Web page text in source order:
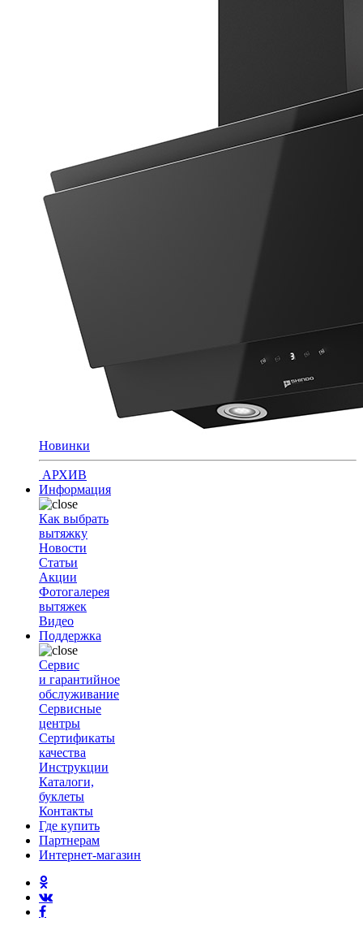
Новинки
АРХИВ
Информация
Как выбрать
вытяжку
Новости
Статьи
Акции
Фотогалерея
вытяжек
Видео
Поддержка
Сервис
и гарантийное
обслуживание
Сервисные
центры
Сертификаты
качества
Инструкции
Каталоги,
буклеты
Контакты
Где купить
Партнерам
Интернет-магазин